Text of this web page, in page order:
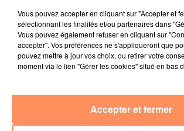
relation extras et...
27 juin 2022
Le cocholed pour jouer à la
jusqu'au bout de la nuit !
Cassis organise sa
Vous pouvez accepter en cliquant sur "Accepter et
sélectionnant les finalités et/ou partenaires dans
Vous pouvez également refuser en cliquant sur
accepter". Vos préférences ne s'appliqueront que
pouvez mettre à jour vos choix, ou retirer votre
moment via le lien "Gérer les cookies" situé en bas
Accepter et fermer